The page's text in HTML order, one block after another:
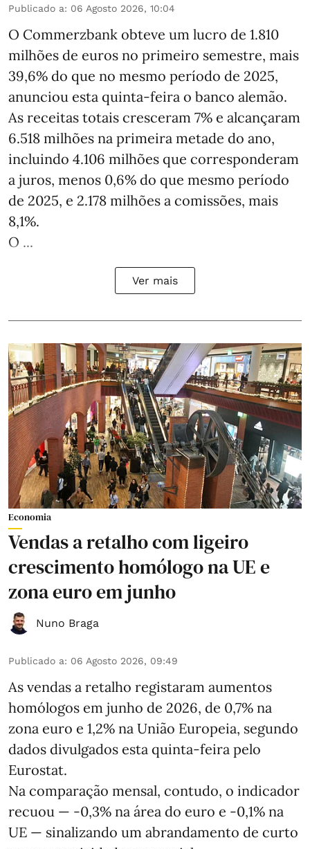
Publicado a: 06 Agosto 2026, 10:04
O Commerzbank obteve um lucro de 1.810
milhões de euros no primeiro semestre, mais
39,6% do que no mesmo período de 2025,
anunciou esta quinta-feira o banco alemão.
As receitas totais cresceram 7% e alcançaram
6.518 milhões na primeira metade do ano,
incluindo 4.106 milhões que corresponderam
a juros, menos 0,6% do que mesmo período
de 2025, e 2.178 milhões a comissões, mais
8,1%.
O ...
Ver mais
Economia
Vendas a retalho com ligeiro
crescimento homólogo na UE e
zona euro em junho
Nuno Braga
Publicado a: 06 Agosto 2026, 09:49
As vendas a retalho registaram aumentos
homólogos em junho de 2026, de 0,7% na
zona euro e 1,2% na União Europeia, segundo
dados divulgados esta quinta-feira pelo
Eurostat.
Na comparação mensal, contudo, o indicador
recuou — -0,3% na área do euro e -0,1% na
UE — sinalizando um abrandamento de curto